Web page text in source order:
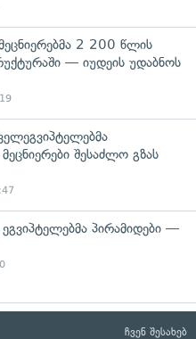
2 200 წლის
— იუდეის უდაბნოს
შესაძლო გზას
პირამიდები —
ჩვენ შესახებ